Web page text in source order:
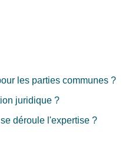
les parties communes ?
juridique ?
déroule l'expertise ?